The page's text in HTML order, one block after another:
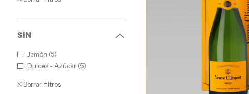
SIN
Jamón (5)
Dulces - Azúcar (5)
Borrar filtros